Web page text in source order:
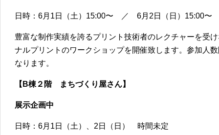
日時：6月1日（土）15:00〜 ／ 6月2日（日）15:00〜
豊富な制作実績を誇るプリント技術者のレクチャーを受
ナルプリントのワークショップを開催致します。参加人
なります。
【B棟２階 まちづくり屋さん】
展示企画中
日時：6月1日（土）、2日（日） 時間未定